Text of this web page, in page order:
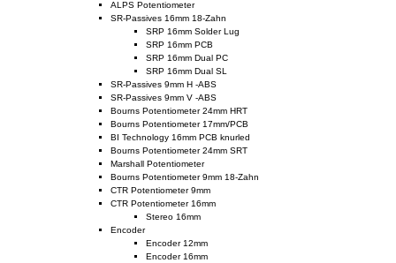
ALPS Potentiometer
SR-Passives 16mm 18-Zahn
SRP 16mm Solder Lug
SRP 16mm PCB
SRP 16mm Dual PC
SRP 16mm Dual SL
SR-Passives 9mm H -ABS
SR-Passives 9mm V -ABS
Bourns Potentiometer 24mm HRT
Bourns Potentiometer 17mm/PCB
BI Technology 16mm PCB knurled
Bourns Potentiometer 24mm SRT
Marshall Potentiometer
Bourns Potentiometer 9mm 18-Zahn
CTR Potentiometer 9mm
CTR Potentiometer 16mm
Stereo 16mm
Encoder
Encoder 12mm
Encoder 16mm